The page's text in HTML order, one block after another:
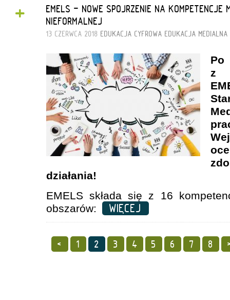
+
EMELS - NOWE SPOJRZENIE NA KOMPETENCJE
NIEFORMALNEJ
13 CZERWCA 2018 EDUKACJA CYFROWA EDUKACJA MEDIALNA
Po
z
działania!
EMELS składa się z 16
obszarów: WIĘCEJ
< 1 2 3 4 5 6 7 8